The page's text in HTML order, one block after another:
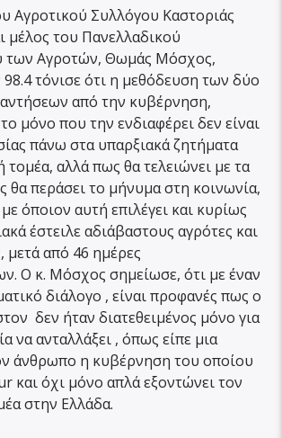
Αγροτικού Συλλόγου Καστοριάς
μέλος του Πανελλαδικού
των Αγροτών, Θωμάς Μόσχος,
τόνισε ότι η μεθόδευση των δύο
από την κυβέρνηση,
μόνο που την ενδιαφέρει δεν είναι
πάνω στα υπαρξιακά ζητήματα
αλλά πως θα τελειώνει με τα
θα περάσει το μήνυμα στη κοινωνία,
όποιον αυτή επιλέγει και κυρίως
έστειλε αδιάβαστους αγρότες και
μετά από 46 ημέρες
Ο κ. Μόσχος σημείωσε, ότι με έναν
διάλογο , είναι προφανές πως ο
δεν ήταν διατεθειμένος μόνο για
να ανταλλάξει , όπως είπε μια
άνθρωπο η κυβέρνηση του οποίου
και όχι μόνο απλά εξοντώνει τον
στην Ελλάδα.